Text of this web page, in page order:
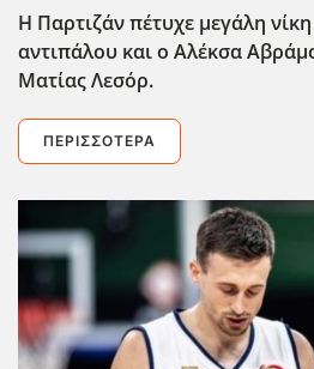
Η Παρτιζάν πέτυχε μεγάλη
αντιπάλου και ο Αλέκσα
Ματίας Λεσόρ.
ΠΕΡΙΣΣΌΤΕΡΑ